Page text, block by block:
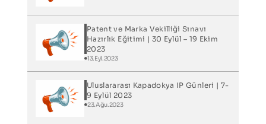
Patent ve Marka Vekilliği Sınavı
Hazırlık Eğitimi | 30 Eylül – 19 Ekim
2023
13.Eyl.2023
Uluslararası Kapadokya IP Günleri​ | 7-
9 Eylül 2023
23.Ağu.2023